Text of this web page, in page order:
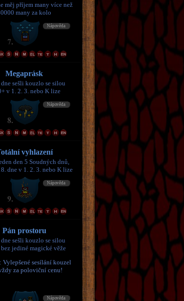
měj příjem many více než
many za kolo
Megaprásk
sešli kouzlo se silou
v 1. 2. 3. nebo K lize
vyhlazení
den 5 Soudných dnů,
dne v 1. 2. 3. nebo K lize
Pán prostoru
sešli kouzlo se silou
jediné magické věže
Vylepšené sesílání kouzel
za poloviční cenu!